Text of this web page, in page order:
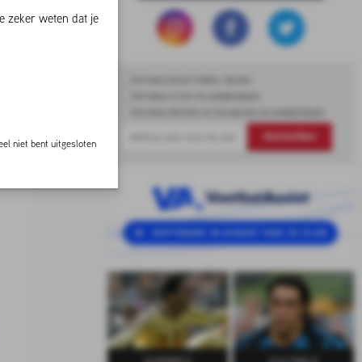
Aanmelden
zeker weten dat je
niet bent uitgesloten